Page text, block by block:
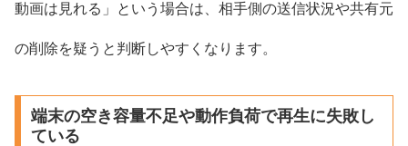
動画は見れる」という場合は、相手側の送信状況や共有元
の削除を疑うと判断しやすくなります。
端末の空き容量不足や動作負荷で再生に失敗し
ている